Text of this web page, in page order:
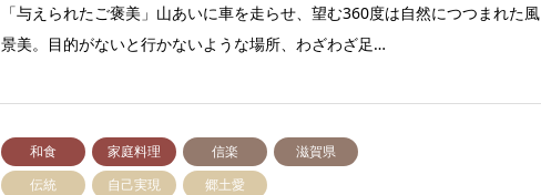
「与えられたご褒美」山あいに車を走らせ、望む360度は自然につつまれた風
景美。目的がないと行かないような場所、わざわざ足…
和食 家庭料理 信楽
滋賀県
伝統
自己実現 郷土愛